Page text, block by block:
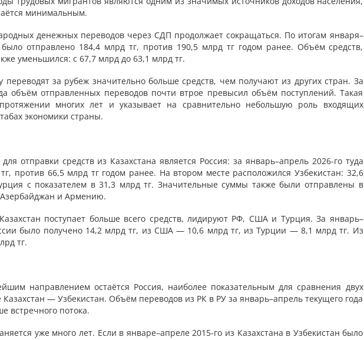
минимальным.
денежных переводов через СДП продолжает сокращаться. По итогам января–
отправлено 184,4 млрд тг, против 190,5 млрд тг годом ранее. Объём средств,
уменьшился: с 67,7 млрд до 63,1 млрд тг.
за рубеж значительно больше средств, чем получают из других стран. За
объём отправленных переводов почти втрое превысил объём поступлений. Такая
многих лет и указывает на сравнительно небольшую роль входящих
экономики страны.
отправки средств из Казахстана является Россия: за январь–апрель 2026-го туда
против 66,5 млрд тг годом ранее. На втором месте расположился Узбекистан: 32,6
с показателем в 31,3 млрд тг. Значительные суммы также были отправлены в
и Армению.
поступает больше всего средств, лидируют РФ, США и Турция. За январь–
было получено 14,2 млрд тг, из США — 10,6 млрд тг, из Турции — 8,1 млрд тг. Из
тг.
направлением остаётся Россия, наиболее показательным для сравнения двух
— Узбекистан. Объём переводов из РК в РУ за январь–апрель текущего года
встречного потока.
уже много лет. Если в январе–апреле 2015-го из Казахстана в Узбекистан было